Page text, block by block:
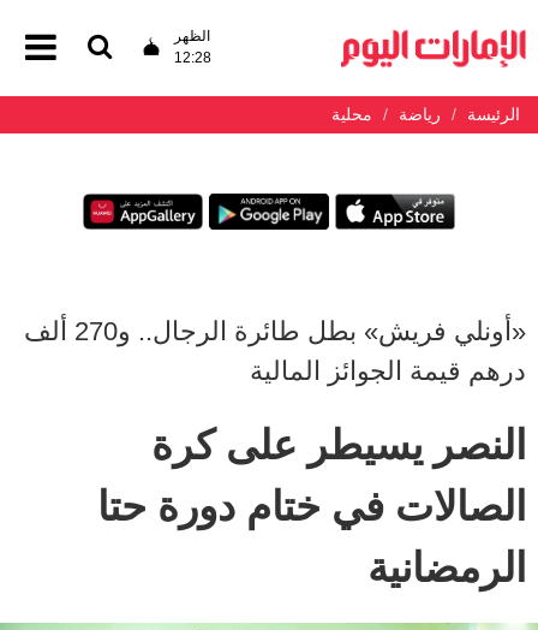
الظهر
12:28
الرئيسة رياضة محلية
«أونلي فريش» بطل طائرة الرجال.. و270 ألف
درهم قيمة الجوائز المالية
النصر يسيطر على كرة
الصالات في ختام دورة حتا
الرمضانية